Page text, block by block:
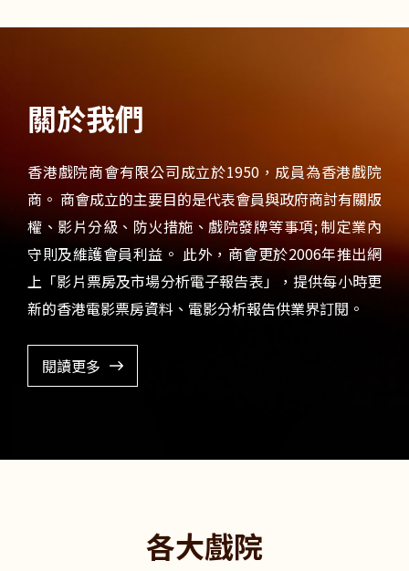
關於我們
香港戲院商會有限公司成立於1950，成員為香港戲院
商。 商會成立的主要目的是代表會員與政府商討有關版
權、影片分級、防火措施、戲院發牌等事項; 制定業內
守則及維護會員利益。 此外，商會更於2006年推出網
上「影片票房及市場分析電子報告表」，提供每小時更
新的香港電影票房資料、電影分析報告供業界訂閱。
閱讀更多
各大戲院